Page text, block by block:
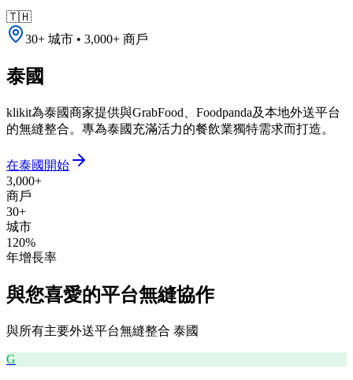
🇹🇭
30+ 城市 • 3,000+ 商戶
泰國
klikit為泰國商家提供與GrabFood、Foodpanda及本地外送平台
的無縫整合。專為泰國充滿活力的餐飲業獨特需求而打造。
在泰國開始
3,000+
商戶
30+
城市
120%
年增長率
與您喜愛的平台無縫協作
與所有主要外送平台無縫整合 泰國
G